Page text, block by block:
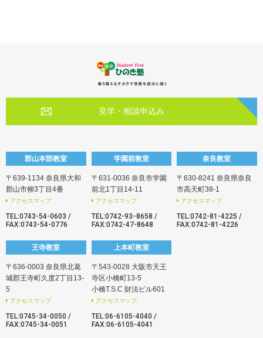
見学・相談申込み
郡山本部教室
〒639-1134 奈良県大和
郡山市柳3丁目4番
アクセスマップ
TEL:0743-54-0603 /
FAX:0743-54-0776
学園前教室
〒631-0036 奈良市学園
前北1丁目14-11
アクセスマップ
TEL:0742-93ｰ8658 /
FAX:0742-47-8648
奈良教室
〒630-8241 奈良県奈良
市高天町38-1
アクセスマップ
TEL:0742-81-4225 /
FAX:0742-81-4226
王寺教室
〒636-0003 奈良県北葛
城郡王寺町久度2丁目13-
5
アクセスマップ
TEL:0745-34-0050 /
FAX:0745-34-0051
上本町教室
〒543-0028 大阪市天王
寺区小橋町13-5
小橋T.S.C 財法ビル601
アクセスマップ
TEL:06-6105-4040 /
FAX:06-6105-4041